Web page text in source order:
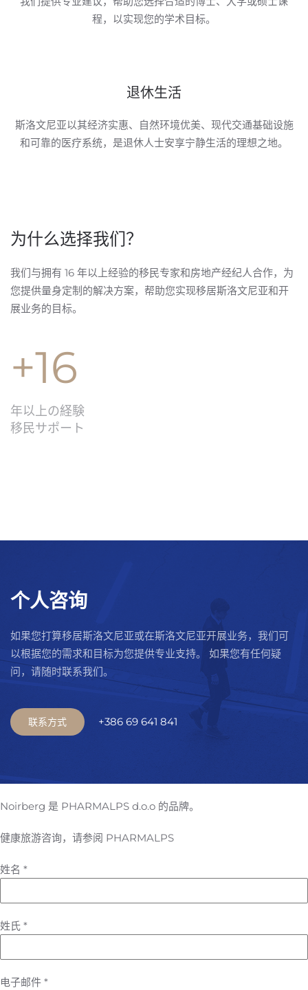
程，以实现您的学术目标。
退休生活
斯洛文尼亚以其经济实惠、自然环境优美、现代交通基础设施
和可靠的医疗系统，是退休人士安享宁静生活的理想之地。
为什么选择我们？
我们与拥有 16 年以上经验的移民专家和房地产经纪人合作，为
您提供量身定制的解决方案，帮助您实现移居斯洛文尼亚和开
展业务的目标。
+16
年以上の経験
移民サポート
个人咨询
如果您打算移居斯洛文尼亚或在斯洛文尼亚开展业务，我们可
以根据您的需求和目标为您提供专业支持。 如果您有任何疑
问，请随时联系我们。
联系方式 +386 69 641 841
Noirberg 是 PHARMALPS d.o.o 的品牌。
健康旅游咨询，请参阅 PHARMALPS
姓名 *
姓氏 *
电子邮件 *